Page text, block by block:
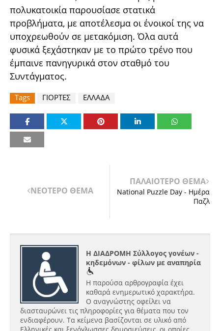
πολυκατοικία παρουσίασε στατικά
προβλήματα, με αποτέλεσμα οι ένοικοί της να
υποχρεωθούν σε μετακόμιση. Όλα αυτά
φυσικά ξεχάστηκαν με το πρώτο τρένο που
έμπαινε πανηγυρικά στον σταθμό του
Συντάγματος.
Tags ΓΙΟΡΤΕΣ ΕΛΛΑΔΑ
ΝΕΟΤΕΡΟ ΘΕΜΑ
ΠΑΛΑΙΟΤΕΡΟ ΘΕΜΑ
National Puzzle Day - Ημέρα
Παζλ
Η ΔΙΑΔΡΟΜΗ Σύλλογος γονέων -
κηδεμόνων - φίλων με αναπηρία
Η παρούσα αρθρογραφία έχει
καθαρά ενημερωτικό χαρακτήρα.
Ο αναγνώστης οφείλει να
διασταυρώνει τις πληροφορίες για θέματα που τον
ενδιαφέρουν. Τα κείμενα βασίζονται σε υλικό από